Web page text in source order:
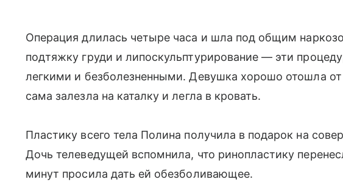
Операция длилась четыре часа и шла под общим
подтяжку груди и липоскульптурирование — эти
легкими и безболезненными. Девушка хорошо отошла от
сама залезла на каталку и легла в кровать.
Пластику всего тела Полина получила в подарок на
Дочь телеведущей вспомнила, что ринопластику
минут просила дать ей обезболивающее.